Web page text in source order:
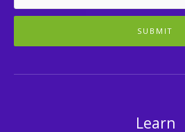
SUBMIT
Learn